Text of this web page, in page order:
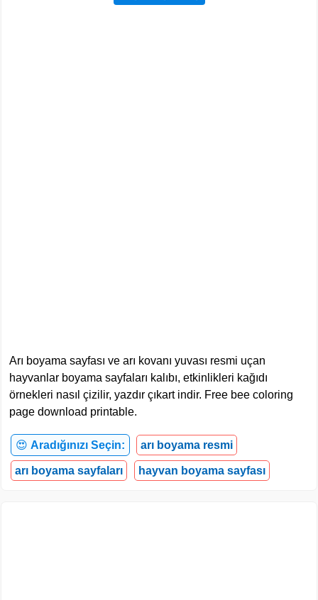
Arı boyama sayfası ve arı kovanı yuvası resmi uçan
hayvanlar boyama sayfaları kalıbı, etkinlikleri kağıdı
örnekleri nasıl çizilir, yazdır çıkart indir. Free bee coloring
page download printable.
😍 Aradığınızı Seçin: arı boyama resmi
arı boyama sayfaları hayvan boyama sayfası